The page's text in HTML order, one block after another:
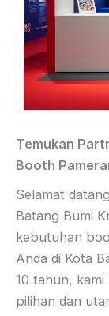
Temukan
Booth
Selamat
Batang Bumi
kebutuhan
Anda di Kota
10 tahun, kami
pilihan dan